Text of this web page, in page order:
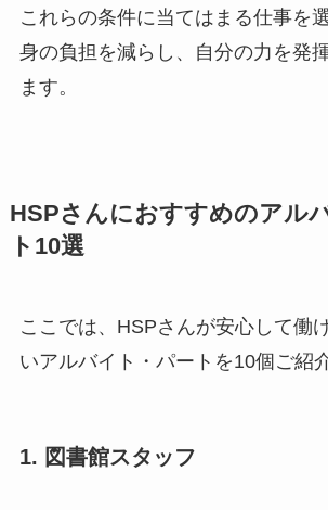
これらの条件に当てはまる仕事を
身の負担を減らし、自分の力を発
ます。
HSPさんにおすすめのアル
ト10選
ここでは、HSPさんが安心して働
いアルバイト・パートを10個ご紹
1. 図書館スタッフ